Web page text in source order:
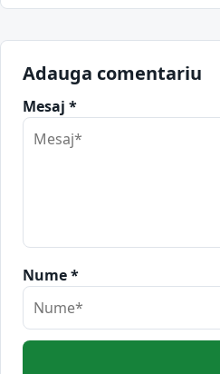
Adauga comentariu
Mesaj *
Nume *